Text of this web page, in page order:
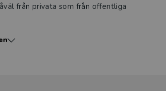
från privata som från offentliga